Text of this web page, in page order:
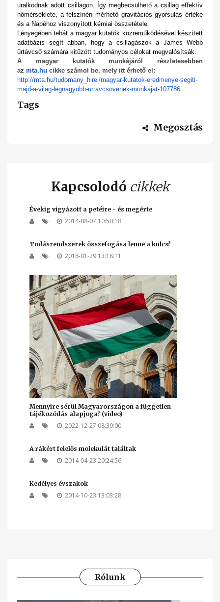
uralkodnak adott csillagon. Így megbecsülhető a csillag effektív
hőmérséklete, a felszínén mérhető gravitációs gyorsulás értéke
és a Napéhoz viszonyított kémiai összetétele.
Lényegében tehát a magyar kutatók közreműködésével készített
adatbázis segít abban, hogy a csillagászok a James Webb
űrtávcső számára kitűzött tudományos célokat megvalósítsák.
A magyar kutatók munkájáról részletesebben
az mta.hu cikke számol be, mely itt érhető el:
http://mta.hu/tudomany_hirei/magyar-kutatok-eredmenye-segiti-
majd-a-vilag-legnagyobb-urtavcsovenek-munkajat-107786
Tags
Megosztás
Kapcsolodó cikkek
Évekig vigyázott a petéire - és megérte
2014-08-07 10:50:18
Tudásrendszerek összefogása lenne a kulcs?
2018-01-29 13:18:11
Mennyire sérül Magyarországon a független
tájékozódás alapjoga? (video)
2022-12-27 08:39:00
A rákért felelős molekulát találtak
2014-04-23 20:24:56
Kedélyes évszakok
2014-10-23 13:03:28
Rólunk